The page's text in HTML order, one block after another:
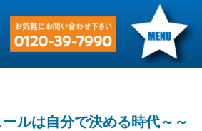
ルは自分で決める時代～～